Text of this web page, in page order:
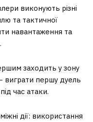
виконують різні
та тактичної
навантаження та
заходить у зону
виграти першу дуель
час атаки.
дії: використання